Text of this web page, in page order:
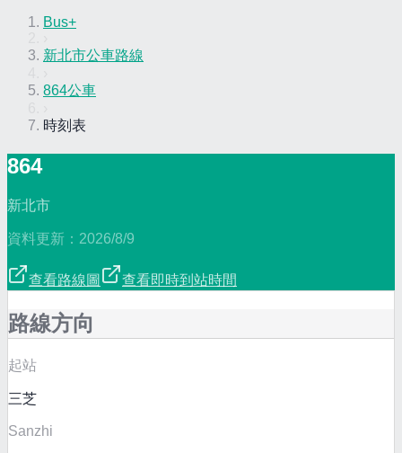
Bus+
新北市公車路線
864公車
時刻表
864
新北市
資料更新： 2026/8/9
查看路線圖 查看即時到站時間
路線方向
起站
三芝
Sanzhi